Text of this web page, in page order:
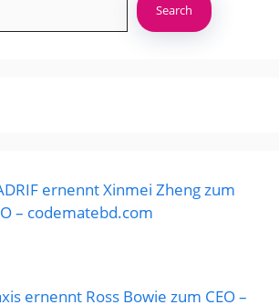
Search
ernennt Xinmei Zheng zum
– codematebd.com
ernennt Ross Bowie zum CEO –